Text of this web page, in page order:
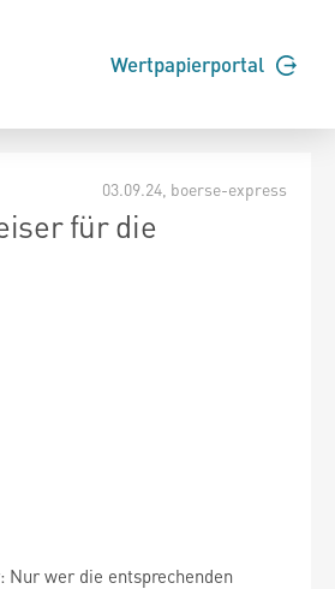
Wertpapierportal
03.09.24 , boerse-express
für die
wer die entsprechenden